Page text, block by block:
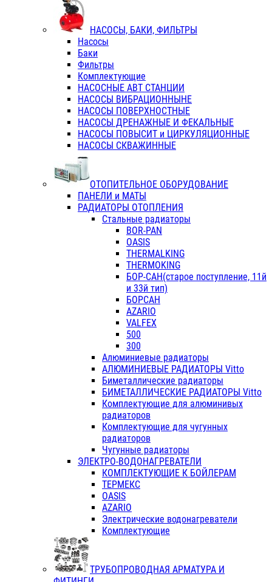
НАСОСЫ, БАКИ, ФИЛЬТРЫ
Насосы
Баки
Фильтры
Комплектующие
НАСОСНЫЕ АВТ СТАНЦИИ
НАСОСЫ ВИБРАЦИОННЫНЕ
НАСОСЫ ПОВЕРХНОСТНЫЕ
НАСОСЫ ДРЕНАЖНЫЕ И ФЕКАЛЬНЫЕ
НАСОСЫ ПОВЫСИТ и ЦИРКУЛЯЦИОННЫЕ
НАСОСЫ СКВАЖИННЫЕ
ОТОПИТЕЛЬНОЕ ОБОРУДОВАНИЕ
ПАНЕЛИ и МАТЫ
РАДИАТОРЫ ОТОПЛЕНИЯ
Стальные радиаторы
BOR-PAN
OASIS
THERMALKING
THERMOKING
БОР-САН(старое поступление, 11й
и 33й тип)
БОРСАН
AZARIO
VALFEX
500
300
Алюминиевые радиаторы
АЛЮМИНИЕВЫЕ РАДИАТОРЫ Vitto
Биметаллические радиаторы
БИМЕТАЛЛИЧЕСКИЕ РАДИАТОРЫ Vitto
Комплектующие для алюминивых
радиаторов
Комплектующие для чугунных
радиаторов
Чугунные радиаторы
ЭЛЕКТРО-ВОДОНАГРЕВАТЕЛИ
КОМПЛЕКТУЮЩИЕ К БОЙЛЕРАМ
ТЕРМЕКС
OASIS
AZARIO
Электрические водонагреватели
Комплектующие
ТРУБОПРОВОДНАЯ АРМАТУРА И